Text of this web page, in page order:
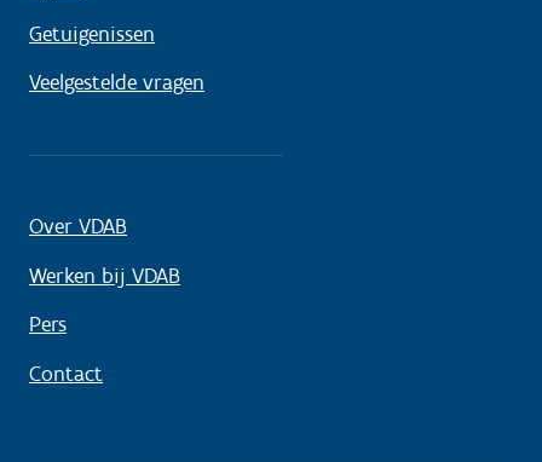
Getuigenissen
Veelgestelde vragen
Over VDAB
Werken bij VDAB
Pers
Contact